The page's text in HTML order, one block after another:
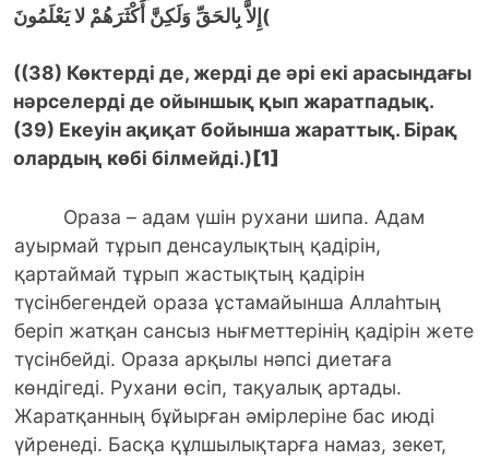
إِلاَّ بِالحَقِّ وَلَكِنَّ أَكْثَرَهُمْ لا يَعْلَمُونَ (
((38) Көктерді де, жерді де әрі екі арасындағы
нәрселерді де ойыншық қып жаратпадық.
(39) Екеуін ақиқат бойынша жараттық. Бірақ
олардың көбі білмейді.) [1]
Ораза – адам үшін рухани шипа. Адам
ауырмай тұрып денсаулықтың қадірін,
қартаймай тұрып жастықтың қадірін
түсінбегендей ораза ұстамайынша Аллаһтың
беріп жатқан сансыз нығметтерінің қадірін жете
түсінбейді. Ораза арқылы нәпсі диетаға
көндігеді. Рухани өсіп, тақуалық артады.
Жаратқанның бұйырған әмірлеріне бас июді
үйренеді. Басқа құлшылықтарға намаз, зекет,